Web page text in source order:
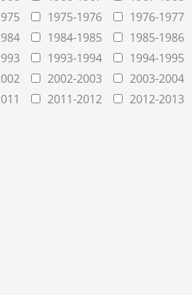
1975-1976 1976-1977
1984-1985 1985-1986
1993-1994 1994-1995
2002-2003 2003-2004
2011-2012 2012-2013